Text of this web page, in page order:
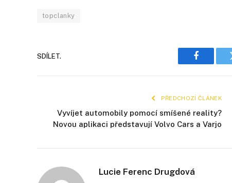
topclanky
SDÍLET.
Facebook
PŘEDCHOZÍ ČLÁNEK
Vyvíjet automobily pomocí smíšené reality?
Novou aplikaci představují Volvo Cars a Varjo
Lucie Ferenc Drugdová